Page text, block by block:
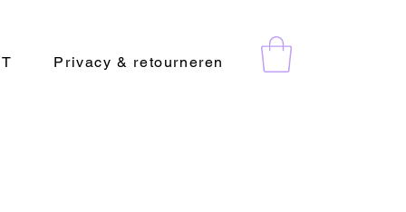
Privacy & retourneren